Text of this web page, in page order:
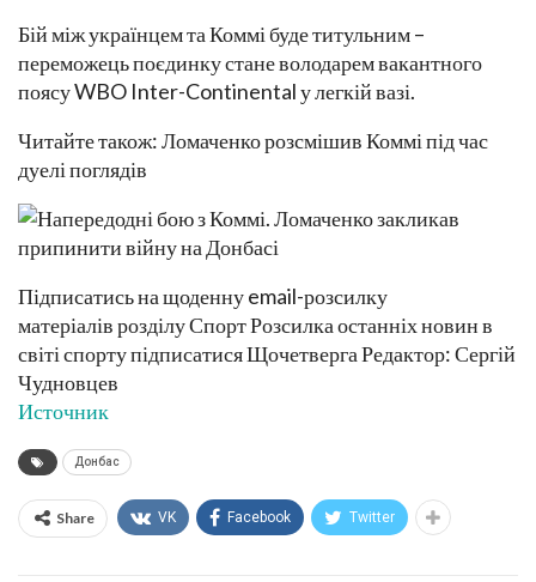
Бій між українцем та Коммі буде титульним –
переможець поєдинку стане володарем вакантного
поясу WBO Inter-Continental у легкій вазі.
Читайте також: Ломаченко розсмішив Коммі під час
дуелі поглядів
Підписатись на щоденну email-розсилку
матеріалів розділу Спорт Розсилка останніх новин в
світі спорту підписатися Щочетверга Редактор: Сергій
Чудновцев
Источник
Донбас
Share VK Facebook Twitter